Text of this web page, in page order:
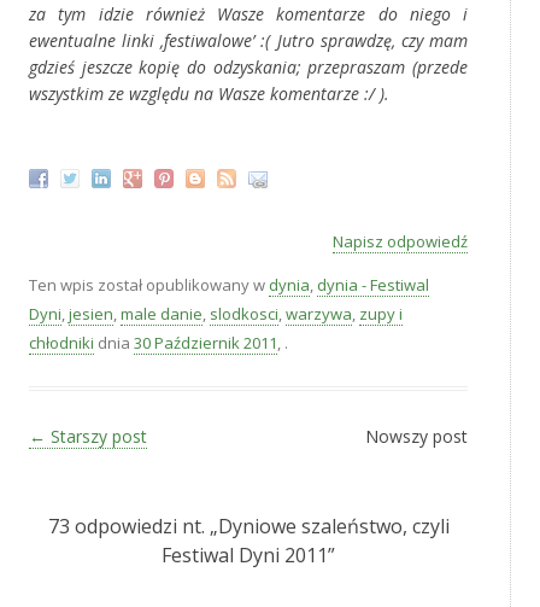
za tym idzie również Wasze komentarze do niego i
ewentualne linki ‚festiwalowe’ :( Jutro sprawdzę, czy mam
gdzieś jeszcze kopię do odzyskania; przepraszam (przede
wszystkim ze względu na Wasze komentarze :/ ).
Napisz odpowiedź
Ten wpis został opublikowany w dynia, dynia - Festiwal
Dyni,jesien,male danie, slodkosci,warzywa, zupy i
chłodniki dnia 30 Październik 2011, .
Zobacz wpisy
← Starszy post Nowszy post
73 odpowiedzi nt. „Dyniowe szaleństwo, czyli
Festiwal Dyni 2011”